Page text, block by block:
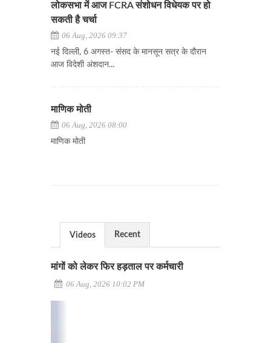
लोकसभा में आज FCRA संशोधन विधेयक पर हो
सकती है चर्चा
06 Aug, 2026 09:37
नई दिल्ली, 6 अगस्त- संसद के मानसून सत्र के दौरान
आज विदेशी अंशदान...
माणिक मोती
06 Aug, 2026 08:00
माणिक मोती
Videos Recent
मांगों को लेकर फिर हड़ताल पर कर्मचारी
06 Aug, 2026 10:02 PM